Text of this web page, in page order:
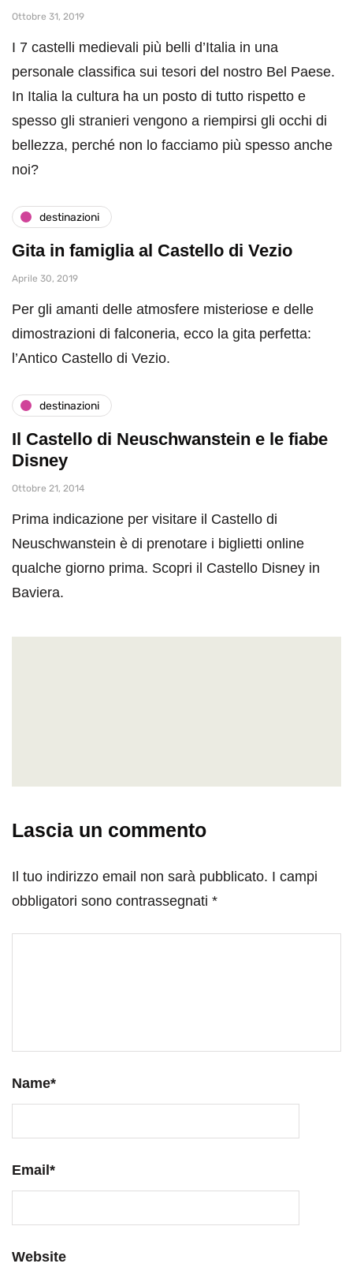
Ottobre 31, 2019
I 7 castelli medievali più belli d’Italia in una
personale classifica sui tesori del nostro Bel Paese.
In Italia la cultura ha un posto di tutto rispetto e
spesso gli stranieri vengono a riempirsi gli occhi di
bellezza, perché non lo facciamo più spesso anche
noi?
destinazioni
Gita in famiglia al Castello di Vezio
Aprile 30, 2019
Per gli amanti delle atmosfere misteriose e delle
dimostrazioni di falconeria, ecco la gita perfetta:
l’Antico Castello di Vezio.
destinazioni
Il Castello di Neuschwanstein e le fiabe
Disney
Ottobre 21, 2014
Prima indicazione per visitare il Castello di
Neuschwanstein è di prenotare i biglietti online
qualche giorno prima. Scopri il Castello Disney in
Baviera.
Lascia un commento
Il tuo indirizzo email non sarà pubblicato. I campi
obbligatori sono contrassegnati *
Name*
Email *
Website